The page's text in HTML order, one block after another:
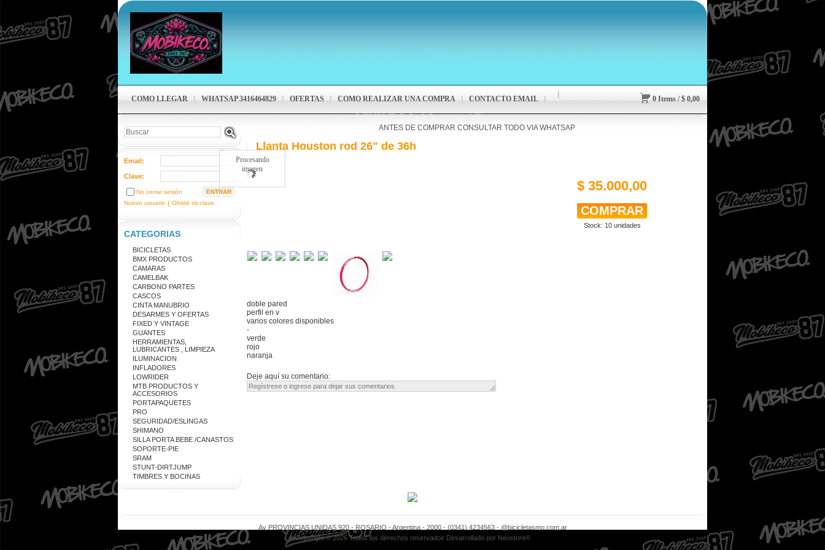
0 Items/ $ 0,00
COMO LLEGAR WHATSAP 3416464829 OFERTAS COMO REALIZAR UNA COMPRA CONTACTO EMAIL
Email:
Clave:
No cerrar sesión
Nuevo usuario | Olvidé mi clave
CATEGORIAS
BICICLETAS
BMX PRODUCTOS
CAMARAS
CAMELBAK
CARBONO PARTES
CASCOS
CINTA MANUBRIO
DESARMES Y OFERTAS
FIXED Y VINTAGE
GUANTES
HERRAMIENTAS,
LUBRICANTES , LIMPIEZA
ILUMINACION
INFLADORES
LOWRIDER
MTB PRODUCTOS Y
ACCESORIOS
PORTAPAQUETES
PRO
SEGURIDAD/ESLINGAS
SHIMANO
SILLA PORTA BEBE /CANASTOS
SOPORTE-PIE
SRAM
STUNT-DIRTJUMP
TIMBRES Y BOCINAS
ANTES DE COMPRAR CONSULTAR TODO VIA WHATSAP
Llanta Houston rod 26" de 36h
Procesando
imagen
$ 35.000,00
Stock: 10unidades
doble pared
perfil en v
varios colores disponibles
-
verde
rojo
naranja
Deje aquí su comentario:
Av PROVINCIAS UNIDAS 920 - ROSARIO - Argentina - 2000 - (0341) 4234563 - @bicicletasmo.com.ar
Copyright © 2026 Todos los derechos reservados Desarrollado por Neostore®